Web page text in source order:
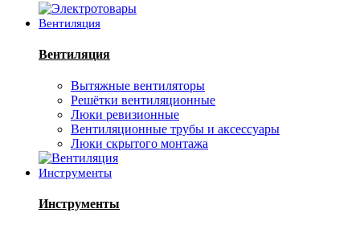
Вентиляция
Вентиляция
Вытяжные вентиляторы
Решётки вентиляционные
Люки ревизионные
Вентиляционные трубы и аксессуары
Люки скрытого монтажа
Инструменты
Инструменты